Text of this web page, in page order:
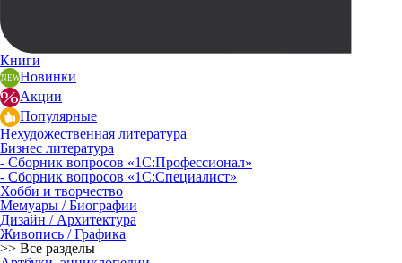
Книги
Новинки
Акции
Популярные
Нехудожественная литература
Бизнес литература
- Сборник вопросов «1С:Профессионал»
- Сборник вопросов «1С:Специалист»
Хобби и творчество
Мемуары / Биографии
Дизайн / Архитектура
Живопись / Графика
>> Все разделы